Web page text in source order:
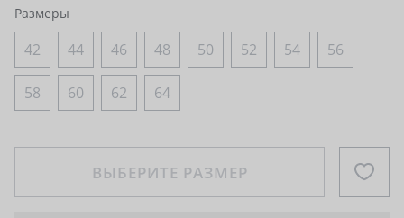
Размеры
42 44 46 48 50 52 54 56
58 60 62 64
ВЫБЕРИТЕ РАЗМЕР